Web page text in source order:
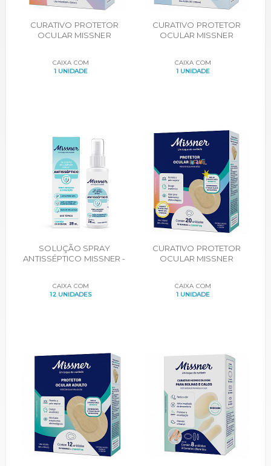
CURATIVO PROTETOR
OCULAR MISSNER
UNIDADES
CAIXA COM
1 UNIDADE
CURATIVO PROTETOR
OCULAR MISSNER
UNIDADES
CAIXA COM
1 UNIDADE
SOLUÇÃO SPRAY
ANTISSÉPTICO MISSNER -
CAIXA COM
12 UNIDADES
CURATIVO PROTETOR
OCULAR MISSNER
UNIDADES
CAIXA COM
1 UNIDADE